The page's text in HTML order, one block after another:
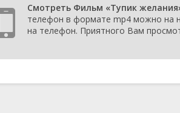
Смотреть Фильм «Тупик
телефон в формате mp4 можно на
на телефон. Приятного Вам